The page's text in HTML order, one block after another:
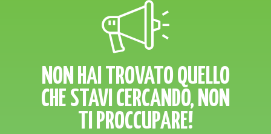
NON HAI TROVATO QUELLO
CHE STAVI CERCANDO, NON
TI PROCCUPARE!